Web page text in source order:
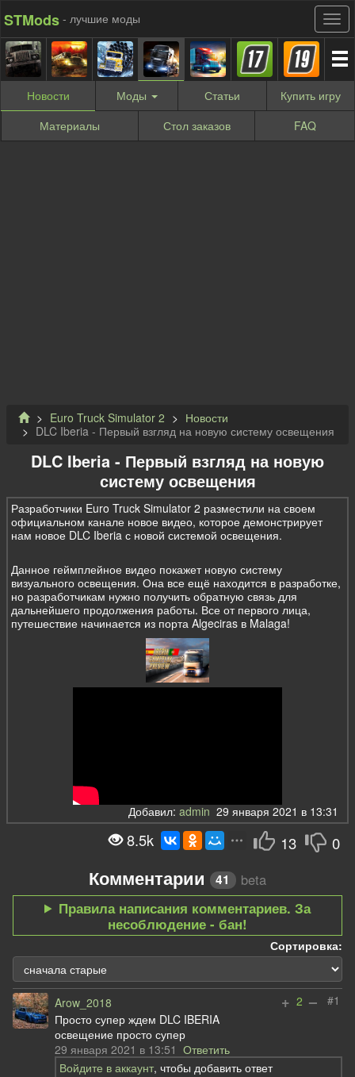
STMods - лучшие моды
Новости Моды Статьи Купить игру
Материалы
Стол заказов FAQ
Euro Truck Simulator 2
Новости
DLC Iberia - Первый взгляд на новую систему освещения
DLC Iberia - Первый взгляд на новую
систему освещения
Разработчики Euro Truck Simulator 2 разместили на своем
официальном канале новое видео, которое демонстрирует
нам новое DLC Iberia с новой системой освещения.
Данное геймплейное видео покажет новую систему
визуального освещения. Она все ещё находится в разработке,
но разработчикам нужно получить обратную связь для
дальнейшего продолжения работы. Все от первого лица,
путешествие начинается из порта Algeciras в Malaga!
Добавил: admin 29 января 2021 в 13:31
13 0
8.5k
Комментарии 41
beta
Правила написания комментариев. За
несоблюдение - бан!
Сортировка:
#1
+ 2 –
Arow_2018
Просто супер ждем DLC IBERIA
освещение просто супер
29 января 2021 в 13:51 Ответить
Войдите в аккаунт, чтобы добавить ответ